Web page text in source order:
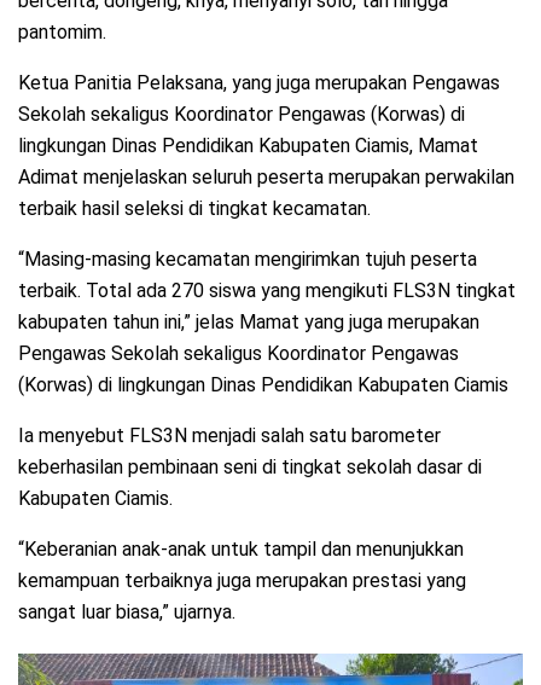
pantomim.
Ketua Panitia Pelaksana, yang juga merupakan Pengawas
Sekolah sekaligus Koordinator Pengawas (Korwas) di
lingkungan Dinas Pendidikan Kabupaten Ciamis, Mamat
Adimat menjelaskan seluruh peserta merupakan perwakilan
terbaik hasil seleksi di tingkat kecamatan.
“Masing-masing kecamatan mengirimkan tujuh peserta
terbaik. Total ada 270 siswa yang mengikuti FLS3N tingkat
kabupaten tahun ini,” jelas Mamat yang juga merupakan
Pengawas Sekolah sekaligus Koordinator Pengawas
(Korwas) di lingkungan Dinas Pendidikan Kabupaten Ciamis
Ia menyebut FLS3N menjadi salah satu barometer
keberhasilan pembinaan seni di tingkat sekolah dasar di
Kabupaten Ciamis.
“Keberanian anak-anak untuk tampil dan menunjukkan
kemampuan terbaiknya juga merupakan prestasi yang
sangat luar biasa,” ujarnya.